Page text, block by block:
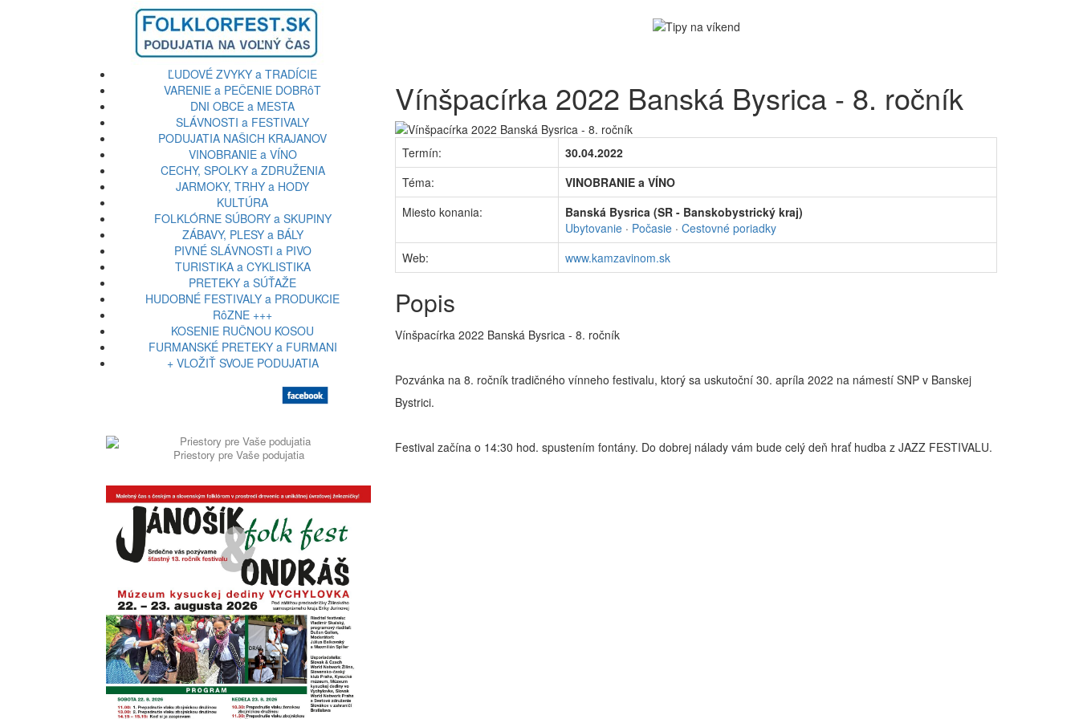
ĽUDOVÉ ZVYKY a TRADÍCIE
VARENIE a PEČENIE DOBRôT
DNI OBCE a MESTA
SLÁVNOSTI a FESTIVALY
PODUJATIA NAŠICH KRAJANOV
VINOBRANIE a VÍNO
CECHY, SPOLKY a ZDRUŽENIA
JARMOKY, TRHY a HODY
KULTÚRA
FOLKLÓRNE SÚBORY a SKUPINY
ZÁBAVY, PLESY a BÁLY
PIVNÉ SLÁVNOSTI a PIVO
TURISTIKA a CYKLISTIKA
PRETEKY a SÚŤAŽE
HUDOBNÉ FESTIVALY a PRODUKCIE
RôZNE +++
KOSENIE RUČNOU KOSOU
FURMANSKÉ PRETEKY a FURMANI
+ VLOŽIŤ SVOJE PODUJATIA
Priestory pre Vaše podujatia
Vínšpacírka 2022 Banská Bysrica - 8. ročník
Termín:
30.04.2022
Téma:
VINOBRANIE a VÍNO
Miesto konania:
Banská Bysrica (SR - Banskobystrický kraj)
Ubytovanie · Počasie · Cestovné poriadky
Web:
www.kamzavinom.sk
Popis
Vínšpacírka 2022 Banská Bysrica - 8. ročník
Pozvánka na 8. ročník tradičného vínneho festivalu, ktorý sa uskutoční 30. apríla 2022 na námestí SNP v Banskej
Bystrici.
Festival začína o 14:30 hod. spustením fontány. Do dobrej nálady vám bude celý deň hrať hudba z JAZZ FESTIVALU.